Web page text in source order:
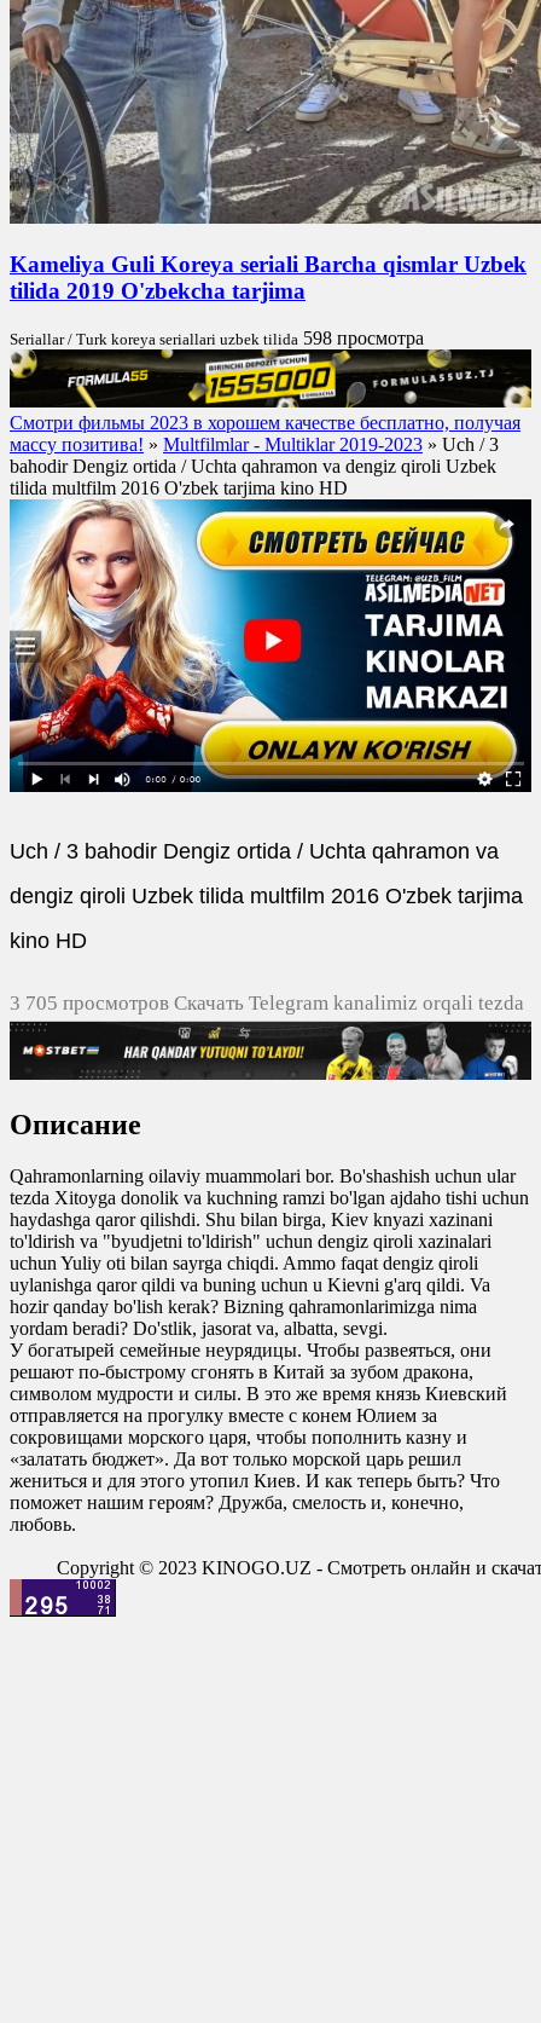
Kameliya Guli Koreya seriali Barcha qismlar Uzbek
tilida 2019 O'zbekcha tarjima
Seriallar / Turk koreya seriallari uzbek tilida 598 просмотра
Смотри фильмы 2023 в хорошем качестве бесплатно, получая
массу позитива! » Multfilmlar - Multiklar 2019-2023 » Uch / 3
bahodir Dengiz ortida / Uchta qahramon va dengiz qiroli Uzbek
tilida multfilm 2016 O'zbek tarjima kino HD
Uch / 3 bahodir Dengiz ortida / Uchta qahramon va
dengiz qiroli Uzbek tilida multfilm 2016 O'zbek tarjima
kino HD
3 705 просмотров Скачать Telegram kanalimiz orqali tezda
yuklash
0
Описание
Qahramonlarning oilaviy muammolari bor. Bo'shashish uchun ular
tezda Xitoyga donolik va kuchning ramzi bo'lgan ajdaho tishi uchun
haydashga qaror qilishdi. Shu bilan birga, Kiev knyazi xazinani
to'ldirish va "byudjetni to'ldirish" uchun dengiz qiroli xazinalari
uchun Yuliy oti bilan sayrga chiqdi. Ammo faqat dengiz qiroli
uylanishga qaror qildi va buning uchun u Kievni g'arq qildi. Va
hozir qanday bo'lish kerak? Bizning qahramonlarimizga nima
yordam beradi? Do'stlik, jasorat va, albatta, sevgi.
У богатырей семейные неурядицы. Чтобы развеяться, они
решают по-быстрому сгонять в Китай за зубом дракона,
символом мудрости и силы. В это же время князь Киевский
отправляется на прогулку вместе с конем Юлием за
сокровищами морского царя, чтобы пополнить казну и
«залатать бюджет». Да вот только морской царь решил
жениться и для этого утопил Киев. И как теперь быть? Что
поможет нашим героям? Дружба, смелость и, конечно,
любовь.
Copyright © 2023 KINOGO.UZ - Смотреть онлайн и